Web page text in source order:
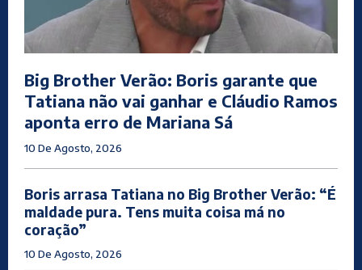
Big Brother Verão: Boris garante que
Tatiana não vai ganhar e Cláudio Ramos
aponta erro de Mariana Sá
10 De Agosto, 2026
Boris arrasa Tatiana no Big Brother Verão: “É
maldade pura. Tens muita coisa má no
coração”
10 De Agosto, 2026